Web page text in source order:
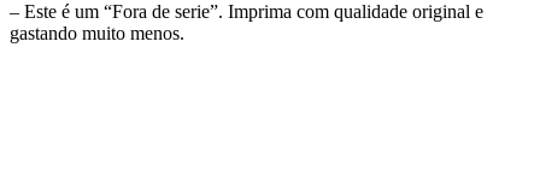
– Este é um “Fora de serie”. Imprima com qualidade original e
gastando muito menos.